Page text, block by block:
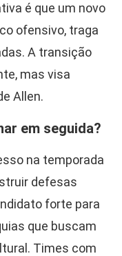
é que um novo
ofensivo, traga
A transição
mas visa
Allen.
em seguida?
na temporada
defesas
forte para
que buscam
Times com